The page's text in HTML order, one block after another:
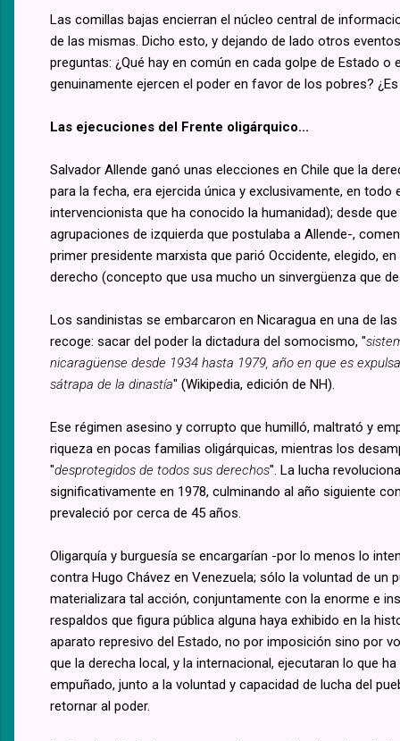
Las comillas bajas encierran el núcleo central de
de las mismas. Dicho esto, y dejando de lado otros
preguntas: ¿Qué hay en común en cada golpe de Estado
genuinamente ejercen el poder en favor de los pobres?
Las ejecuciones del Frente oligárquico...
Salvador Allende ganó unas elecciones en Chile que la
para la fecha, era ejercida única y exclusivamente, en
intervencionista que ha conocido la humanidad); desde
agrupaciones de izquierda que postulaba a Allende-,
primer presidente marxista que parió Occidente, elegido,
derecho (concepto que usa mucho un sinvergüenza que
Los sandinistas se embarcaron en Nicaragua en una de
recoge: sacar del poder la dictadura del somocismo, "
nicaragüense desde 1934 hasta 1979, año en que es
sátrapa de la dinastía" (Wikipedia, edición de NH).
Ese régimen asesino y corrupto que humilló, maltrató y
riqueza en pocas familias oligárquicas, mientras los
"desprotegidos de todos sus derechos". La lucha
significativamente en 1978, culminando al año siguiente
prevaleció por cerca de 45 años.
Oligarquía y burguesía se encargarían -por lo menos lo
contra Hugo Chávez en Venezuela; sólo la voluntad de un
materializara tal acción, conjuntamente con la enorme e
respaldos que figura pública alguna haya exhibido en la
aparato represivo del Estado, no por imposición sino por
que la derecha local, y la internacional, ejecutaran lo que
empuñado, junto a la voluntad y capacidad de lucha del
retornar al poder.